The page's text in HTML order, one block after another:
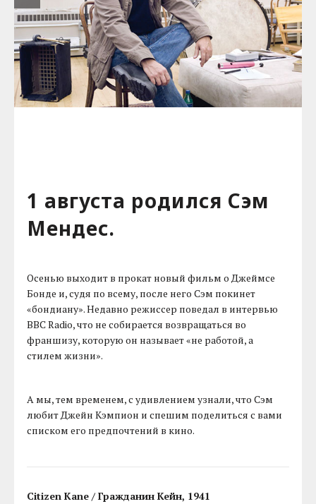
1 августа родился Сэм
Мендес.
Осенью выходит в прокат новый фильм о Джеймсе
Бонде и, судя по всему, после него Сэм покинет
«бондиану». Недавно режиссер поведал в интервью
BBC Radio, что не собирается возвращаться во
франшизу, которую он называет «не работой, а
стилем жизни».
А мы, тем временем, с удивлением узнали, что Сэм
любит Джейн Кэмпион и спешим поделиться с вами
списком его предпочтений в кино.
Citizen Kane / Гражданин Кейн, 1941